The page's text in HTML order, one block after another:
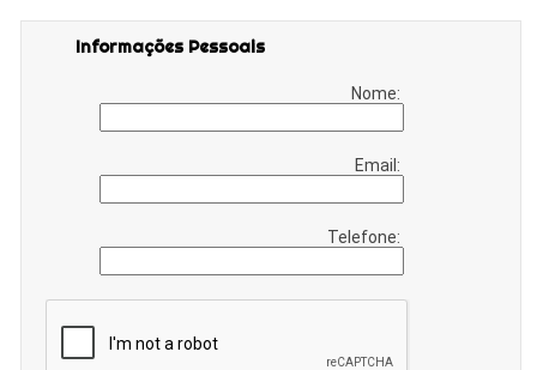
Informações Pessoais
Nome:
Email:
Telefone: